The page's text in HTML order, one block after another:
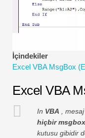
Finans
Finansal
Tam form
İçindekiler
Excel VBA MsgBox
Excel VBA
In VBA ,
hiçbir
kutusu gibidir